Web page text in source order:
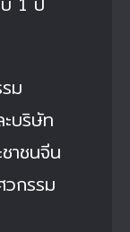
ม
บริษัท
าชนจีน
วกรรม